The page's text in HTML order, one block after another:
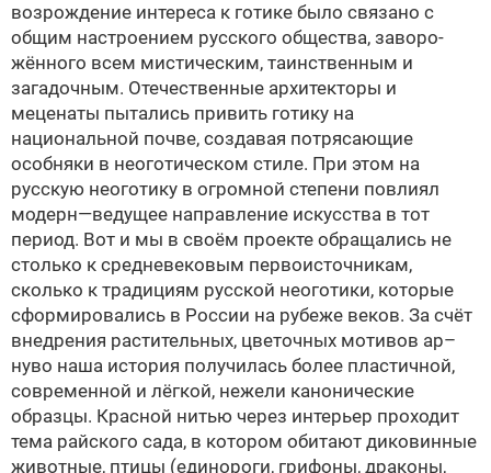
возрождение интереса к го­тике было связано с
общим настроением русского общества, заворо­
жённого всем мистическим, таинственным и
загадочным. Отечественные архитекторы и
меценаты пытались привить готику на
национальной почве, создавая по­­трясающие
особняки в неоготическом стиле. При этом на
русскую неоготику в огромной степени повлиял
модерн—ведущее направление искусства в тот
период. Вот и мы в своём проекте обращались не
столько к средневековым первоисточникам,
сколько к традициям русской неоготики, которые
сформировались в России на рубеже веков. За счёт
внедрения растительных, цветочных мотивов ар–
нуво наша история получилась более пластичной,
современной и лёгкой, нежели канонические
образцы. Красной нитью через интерьер проходит
тема райского сада, в котором обитают диковинные
животные, птицы (единороги, грифоны, драконы,